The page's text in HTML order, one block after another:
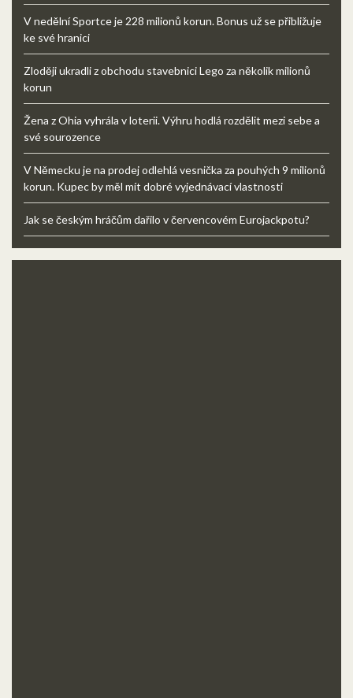
V nedělní Sportce je 228 milionů korun. Bonus už se přibližuje
ke své hranici
Zloději ukradli z obchodu stavebnici Lego za několik milionů
korun
Žena z Ohia vyhrála v loterii. Výhru hodlá rozdělit mezi sebe a
své sourozence
V Německu je na prodej odlehlá vesnička za pouhých 9 milionů
korun. Kupec by měl mít dobré vyjednávací vlastnosti
Jak se českým hráčům dařilo v červencovém Eurojackpotu?